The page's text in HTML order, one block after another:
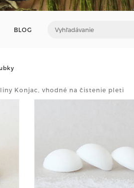
BLOG
Konjac, vhodné na čistenie pleti